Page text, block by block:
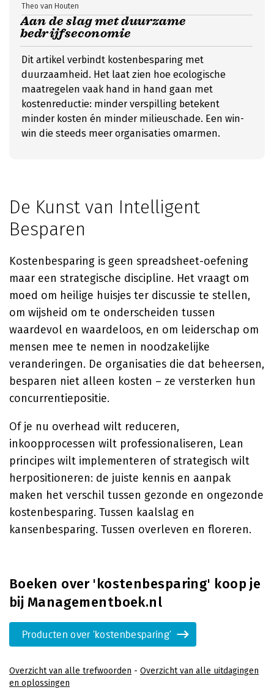
Aan de slag met duurzame
bedrijfseconomie
Theo van Houten
Dit artikel verbindt kostenbesparing met
duurzaamheid. Het laat zien hoe ecologische
maatregelen vaak hand in hand gaan met
kostenreductie: minder verspilling betekent
minder kosten én minder milieuschade. Een win-
win die steeds meer organisaties omarmen.
De Kunst van Intelligent
Besparen
Kostenbesparing is geen spreadsheet-oefening
maar een strategische discipline. Het vraagt om
moed om heilige huisjes ter discussie te stellen,
om wijsheid om te onderscheiden tussen
waardevol en waardeloos, en om leiderschap om
mensen mee te nemen in noodzakelijke
veranderingen. De organisaties die dat beheersen,
besparen niet alleen kosten – ze versterken hun
concurrentiepositie.
Of je nu overhead wilt reduceren,
inkoopprocessen wilt professionaliseren, Lean
principes wilt implementeren of strategisch wilt
herpositioneren: de juiste kennis en aanpak
maken het verschil tussen gezonde en ongezonde
kostenbesparing. Tussen kaalslag en
kansenbesparing. Tussen overleven en floreren.
Boeken over 'kostenbesparing' koop je
bij Managementboek.nl
Producten over 'kostenbesparing'
Overzicht van alle trefwoorden - Overzicht van alle uitdagingen
en oplossingen